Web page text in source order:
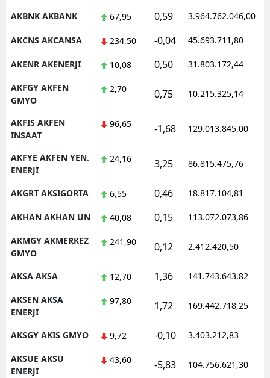
AKBNK AKBANK 67,95 0,59 3.964.762.046,00
AKCNS AKCANSA 234,50 -0,04 45.693.711,80
AKENR AKENERJI 10,08 0,50 31.803.172,44
AKFGY AKFEN
GMYO
2,70 0,75 10.215.325,14
AKFIS AKFEN
INSAAT
96,65 -1,68 129.013.845,00
AKFYE AKFEN YEN.
ENERJI
24,16 3,25 86.815.475,76
AKGRT AKSIGORTA 6,55 0,46 18.817.104,81
AKHAN AKHAN UN 40,08 0,15 113.072.073,86
AKMGY AKMERKEZ
GMYO
241,90 0,12 2.412.420,50
AKSA AKSA 12,70 1,36 141.743.643,82
AKSEN AKSA
ENERJI
97,80 1,72 169.442.718,25
AKSGY AKIS GMYO 9,72 -0,10 3.403.212,83
AKSUE AKSU
ENERJI
43,60 -5,83 104.756.621,30